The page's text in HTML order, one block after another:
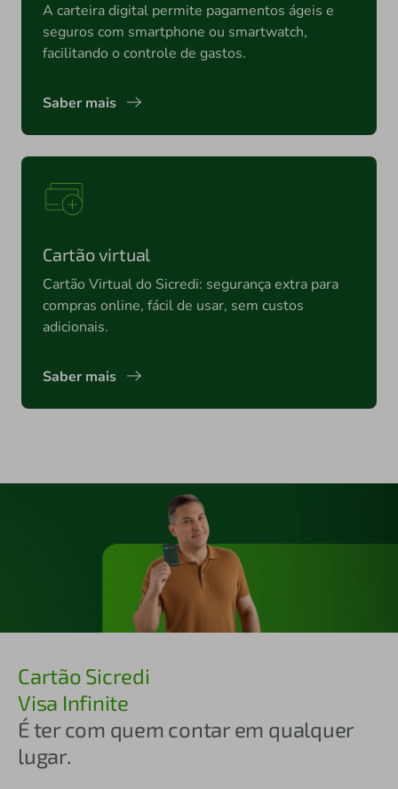
A carteira digital permite pagamentos ágeis e
seguros com smartphone ou smartwatch,
facilitando o controle de gastos.
Saber mais
Cartão virtual
Cartão Virtual do Sicredi: segurança extra para
compras online, fácil de usar, sem custos
adicionais.
Saber mais
Cartão Sicredi
Visa Infinite
É ter com quem contar em qualquer
lugar.